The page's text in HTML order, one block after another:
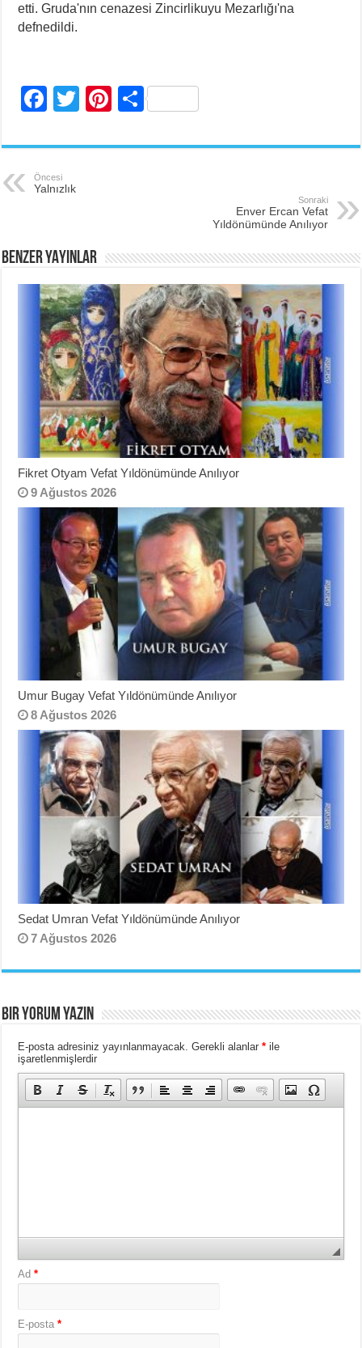
etti. Gruda'nın cenazesi Zincirlikuyu Mezarlığı'na
defnedildi.
F
c
e
b
o
k
T
tt
Pi
er
S
ar
Öncesi
Yalnızlık
Sonraki
Enver Ercan Vefat
Yıldönümünde Anılıyor
BENZER YAYINLAR
Fikret Otyam Vefat Yıldönümünde Anılıyor
9 Ağustos 2026
Umur Bugay Vefat Yıldönümünde Anılıyor
8 Ağustos 2026
Sedat Umran Vefat Yıldönümünde Anılıyor
7 Ağustos 2026
BIR YORUM YAZIN
E-posta adresiniz yayınlanmayacak. Gerekli alanlar* ile
işaretlenmişlerdir
Ad*
E-posta*